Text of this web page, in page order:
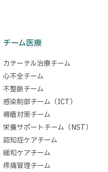
チーム医療
カテーテル治療チーム
心不全チーム
不整脈チーム
感染制御チーム（ICT）
褥瘡対策チーム
栄養サポートチーム（NST）
認知症ケアチーム
緩和ケアチーム
疼痛管理チーム